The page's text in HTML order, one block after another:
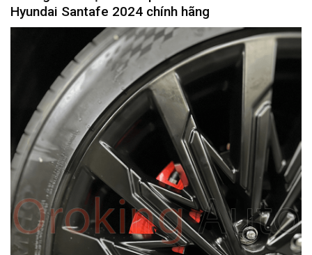
Hyundai Santafe 2024 chính hãng